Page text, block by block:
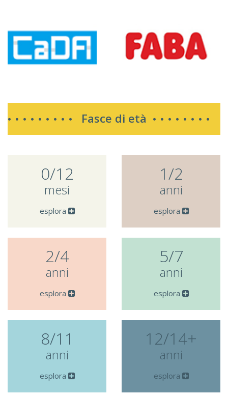
Fasce di età
0/12
mesi
esplora
1/2
anni
esplora
2/4
anni
esplora
5/7
anni
esplora
8/11
anni
esplora
12/14+
anni
esplora